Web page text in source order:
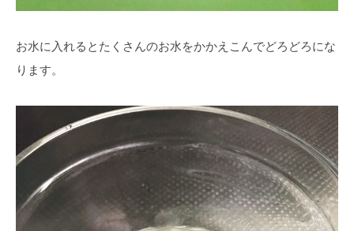
お水に入れるとたくさんのお水をかかえこんでどろどろにな
ります。